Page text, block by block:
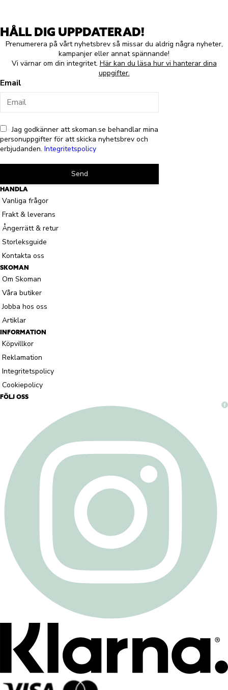
HÅLL DIG UPPDATERAD!
Prenumerera på vårt nyhetsbrev så missar du aldrig några nyheter,
kampanjer eller annat spännande!
Vi värnar om din integritet. Här kan du läsa hur vi hanterar dina
uppgifter.
Email
Jag godkänner att skoman.se behandlar mina
personuppgifter för att skicka nyhetsbrev och
erbjudanden. Integritetspolicy
Send
HANDLA
Vanliga frågor
Frakt & leverans
Ångerrätt & retur
Storleksguide
Kontakta oss
SKOMAN
Om Skoman
Våra butiker
Jobba hos oss
Artiklar
INFORMATION
Köpvillkor
Reklamation
Integritetspolicy
Cookiepolicy
FÖLJ OSS